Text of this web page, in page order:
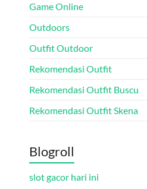
Game Online
Outdoors
Outfit Outdoor
Rekomendasi Outfit
Rekomendasi Outfit Buscu
Rekomendasi Outfit Skena
Blogroll
slot gacor hari ini